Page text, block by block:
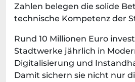
Zahlen belegen die solide
technische Kompetenz der
Rund 10 Millionen Euro
Stadtwerke jährlich in
Digitalisierung und
Damit sichern sie nicht nur